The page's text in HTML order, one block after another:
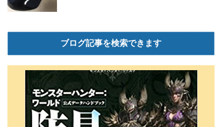
ブログ記事を検索できます